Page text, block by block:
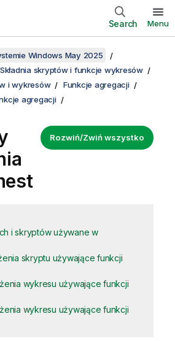
Search Menu
Windows May 2025
Składnia skryptów i funkcje wykresów
i wykresów
Funkcje agregacji
agregacji
Rozwiń/Zwiń wszystko
i skryptów używane w
skryptu używające funkcji
wykresu używające funkcji
wykresu używające funkcji